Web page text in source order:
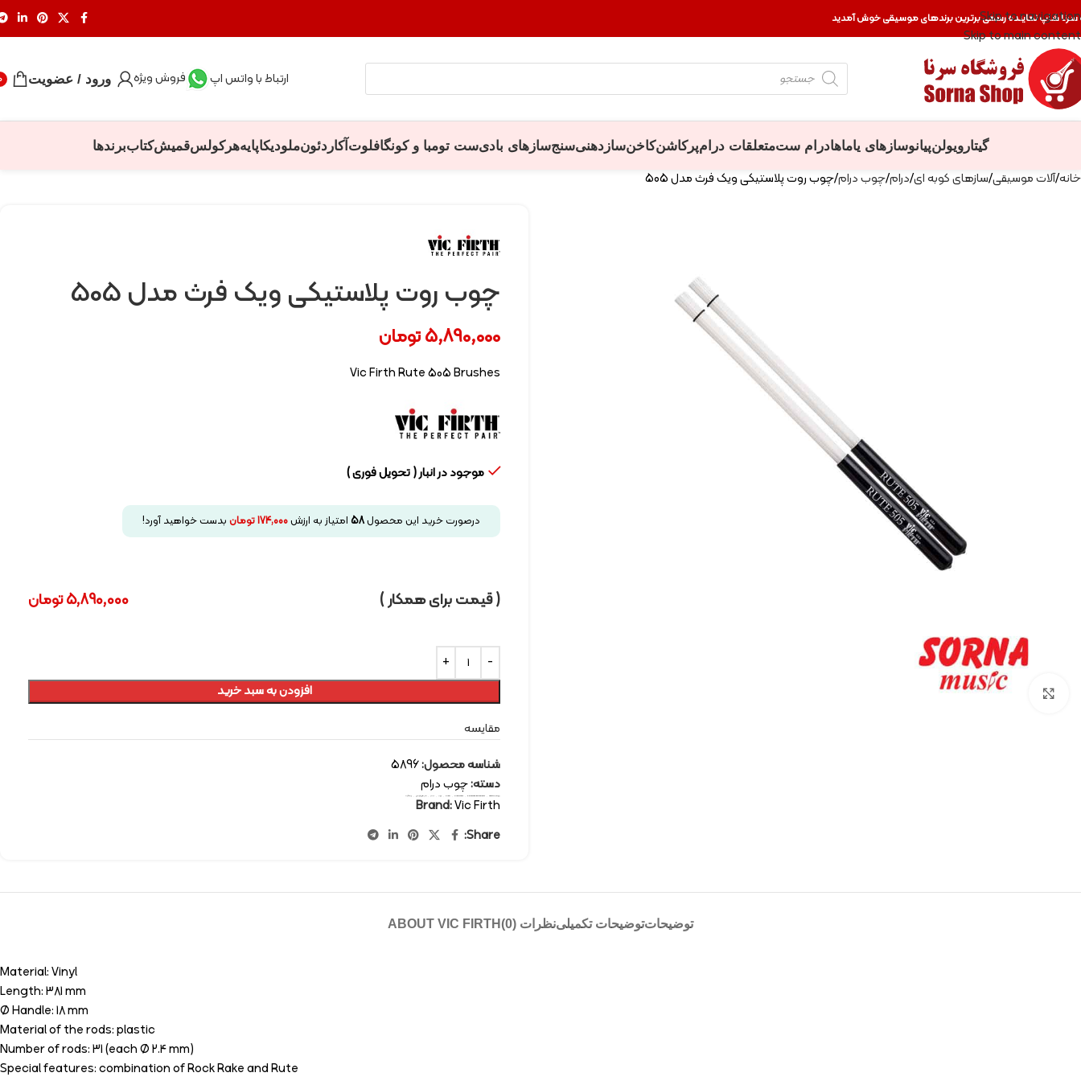
Skip to navigation
Skip to main content
سرنا شاپ نماینده رسمی برترین برندهای موسیقی خوش آمدید
ارتباط با واتس اپ فروش ویژه ورود / عضویت
گیتار ویولنپیانوسازهای یاماهادرام ستمتعلقات درامپرکاشنکاخنسازدهنیسنجسازهای بادیست تومبا و کونگافلوت آکاردئونملودیکاپایههرکولسقمیشکتاببرندها
خانه آلات موسیقی سازهای کوبه ای درام چوب درام چوب روت پلاستیکی ویک فرث مدل 505
Click to enlarge
چوب روت پلاستیکی ویک فرث مدل 505
5,890,000تومان
Vic Firth Rute 505 Brushes
موجود در انبار ( تحویل فوری )
درصورت خرید این محصول58 امتیاز به ارزش174,000تومان بدست خواهید آورد!
( قیمت برای همکار ) 5,890,000تومان
افزودن به سبد خرید
مقایسه
شناسه محصول:5896
دسته:چوب درام
برچسب: drum drum sticks percussion-instruments Vic Firth چوب درام سازهای کوبه ای ویک فرث
Brand:Vic Firth
Share:
توضیحاتتوضیحات تکمیلینظرات (0) ABOUT VIC FIRTH
Material: Vinyl
Length: 381 mm
Ø Handle: 18 mm
Material of the rods: plastic
Number of rods: 31 (each Ø 2.4 mm)
Special features: combination of Rock Rake and Rute